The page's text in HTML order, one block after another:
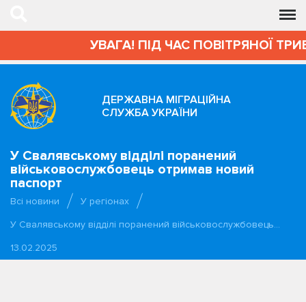
УВАГА! ПІД ЧАС ПОВІТРЯНОЇ
ДЕРЖАВНА МІГРАЦІЙНА
СЛУЖБА УКРАЇНИ
У Свалявському відділі поранений
військовослужбовець отримав новий
паспорт
Всі новини
У регіонах
У Свалявському відділі поранений військовослужбовець…
13.02.2025